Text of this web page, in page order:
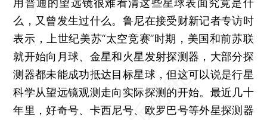
用普通的望远镜很难看清这些星球表面究竟是什
么，又曾发生过什么。鲁尼在接受财新记者专访时
表示，上世纪美苏“太空竞赛”时期，美国和前苏联
就开始向月球、金星和火星发射探测器，大部分探
测器都未能成功抵达目标星球，但这可以说是行星
科学从望远镜观测走向实际探测的开始。最近几十
年里，好奇号、卡西尼号、欧罗巴号等外星探测器